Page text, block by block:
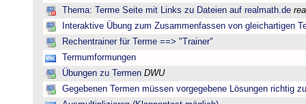
Thema: Terme Seite mit Links zu Dateien auf realmath.de
Interaktive Übung zum Zusammenfassen von gleichartigen
Rechentrainer für Terme ==> "Trainer"
Termumformungen
Übungen zu Termen DWU
Gegebenen Termen müssen vorgegebene Lösungen richtig